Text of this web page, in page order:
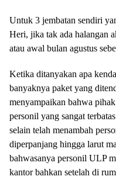
Untuk 3 jembatan sendiri
Heri, jika tak ada halangan
atau awal bulan agustus
Ketika ditanyakan apa
banyaknya paket yang
menyampaikan bahwa
personil yang sangat
selain telah menambah
diperpanjang hingga larut
bahwasanya personil ULP
kantor bahkan setelah di